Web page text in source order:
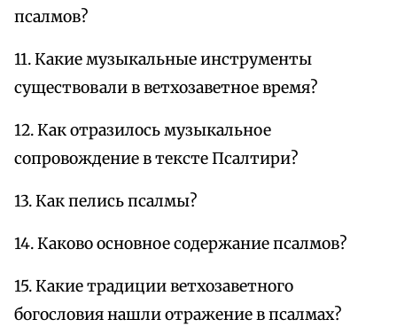
псалмов?
11. Какие музыкальные инструменты
существовали в ветхозаветное время?
12. Как отразилось музыкальное
сопровождение в тексте Псалтири?
13. Как пелись псалмы?
14. Каково основное содержание псалмов?
15. Какие традиции ветхозаветного
богословия нашли отражение в псалмах?